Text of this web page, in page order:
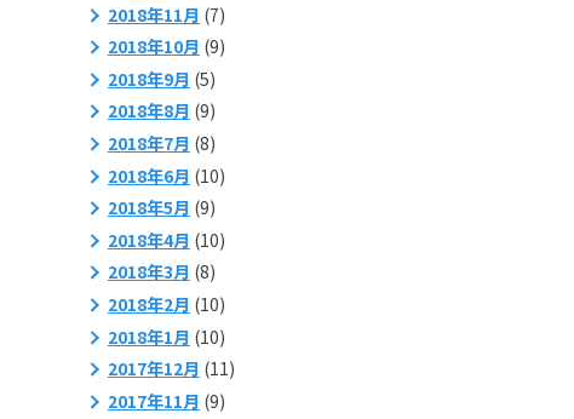
2018年11月 (7)
2018年10月 (9)
2018年9月 (5)
2018年8月 (9)
2018年7月 (8)
2018年6月 (10)
2018年5月 (9)
2018年4月 (10)
2018年3月 (8)
2018年2月 (10)
2018年1月 (10)
2017年12月 (11)
2017年11月 (9)